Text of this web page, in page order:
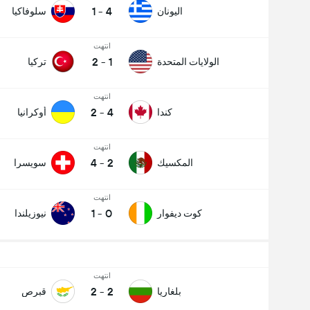
اليونان 4
-
1 سلوفاكيا
الولايات المتحدة
انتهت
1
-
2 تركيا
كندا
انتهت
4
-
2 أوكرانيا
المكسيك
انتهت
2
-
4 سويسرا
كوت ديفوار
انتهت
0
-
1 نيوزيلندا
بلغاريا
انتهت
2
-
2 قبرص